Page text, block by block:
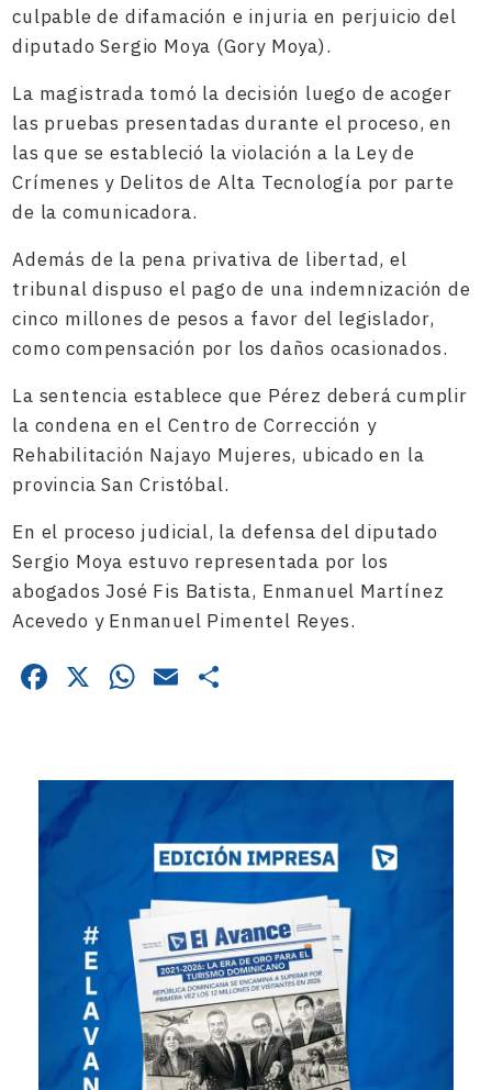
culpable de difamación e injuria en perjuicio del
diputado Sergio Moya (Gory Moya).
La magistrada tomó la decisión luego de acoger
las pruebas presentadas durante el proceso, en
las que se estableció la violación a la Ley de
Crímenes y Delitos de Alta Tecnología por parte
de la comunicadora.
Además de la pena privativa de libertad, el
tribunal dispuso el pago de una indemnización de
cinco millones de pesos a favor del legislador,
como compensación por los daños ocasionados.
La sentencia establece que Pérez deberá cumplir
la condena en el Centro de Corrección y
Rehabilitación Najayo Mujeres, ubicado en la
provincia San Cristóbal.
En el proceso judicial, la defensa del diputado
Sergio Moya estuvo representada por los
abogados José Fis Batista, Enmanuel Martínez
Acevedo y Enmanuel Pimentel Reyes.
Facebook
X WhatsApp
Email